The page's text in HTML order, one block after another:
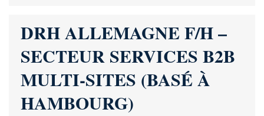
DRH ALLEMAGNE F/H –
SECTEUR SERVICES B2B
MULTI-SITES (BASÉ À
HAMBOURG)